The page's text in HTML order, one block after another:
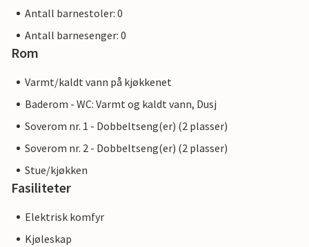
Antall barnestoler: 0
Antall barnesenger: 0
Rom
Varmt/kaldt vann på kjøkkenet
Baderom - WC: Varmt og kaldt vann, Dusj
Soverom nr. 1 - Dobbeltseng(er) (2 plasser)
Soverom nr. 2 - Dobbeltseng(er) (2 plasser)
Stue/kjøkken
Fasiliteter
Elektrisk komfyr
Kjøleskap